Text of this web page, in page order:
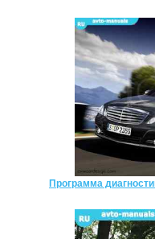
Программа